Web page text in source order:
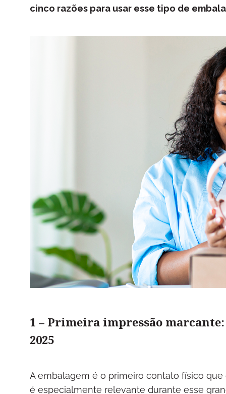
cinco razões para usar esse tipo de
1 – Primeira impressão
2025
A embalagem é o primeiro contato físico
é especialmente relevante durante esse